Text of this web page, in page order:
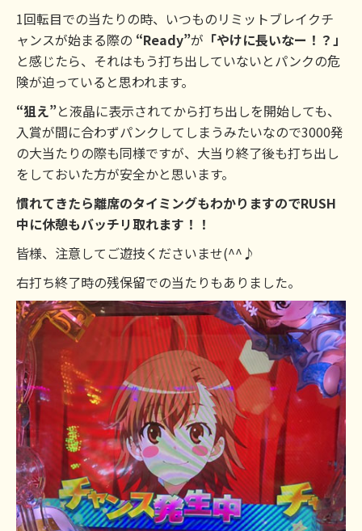
1回転目での当たりの時、いつものリミットブレイクチ
ャンスが始まる際の “Ready”が 「やけに長いなー！？」
と感じたら、それはもう打ち出していないとパンクの危
険が迫っていると思われます。
“狙え”と液晶に表示されてから打ち出しを開始しても、
入賞が間に合わずパンクしてしまうみたいなので3000発
の大当たりの際も同様ですが、大当り終了後も打ち出し
をしておいた方が安全かと思います。
慣れてきたら離席のタイミングもわかりますのでRUSH
中に休憩もバッチリ取れます！！
皆様、注意してご遊技くださいませ(^^♪
右打ち終了時の残保留での当たりもありました。